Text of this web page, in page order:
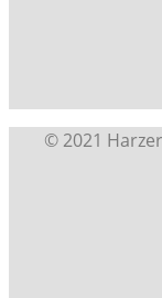
© 2021